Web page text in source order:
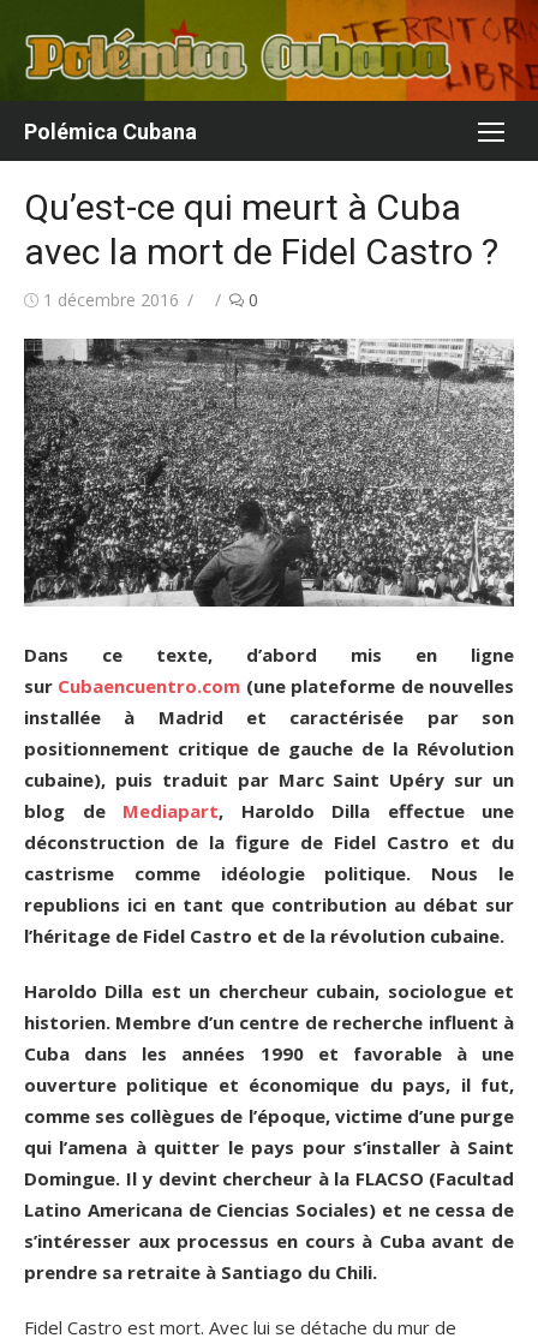
contenu
Polémica Cubana
Qu’est-ce qui meurt à Cuba
avec la mort de Fidel Castro ?
Publié1 décembre 2016 Auteur/autrice
0
Dans ce texte, d’abord mis en ligne
sur Cubaencuentro.com (une plateforme de nouvelles
installée à Madrid et caractérisée par son
positionnement critique de gauche de la Révolution
cubaine), puis traduit par Marc Saint Upéry sur un
blog de Mediapart, Haroldo Dilla effectue une
déconstruction de la figure de Fidel Castro et du
castrisme comme idéologie politique. Nous le
republions ici en tant que contribution au débat sur
l’héritage de Fidel Castro et de la révolution cubaine.
Haroldo Dilla est un chercheur cubain, sociologue et
historien. Membre d’un centre de recherche influent à
Cuba dans les années 1990 et favorable à une
ouverture politique et économique du pays, il fut,
comme ses collègues de l’époque, victime d’une purge
qui l’amena à quitter le pays pour s’installer à Saint
Domingue. Il y devint chercheur à la FLACSO (Facultad
Latino Americana de Ciencias Sociales) et ne cessa de
s’intéresser aux processus en cours à Cuba avant de
prendre sa retraite à Santiago du Chili.
Fidel Castro est mort. Avec lui se détache du mur de